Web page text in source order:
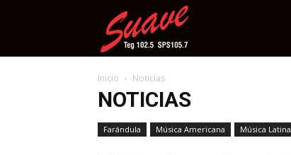
Inicio Noticias
NOTICIAS
Farándula Música Americana Música Latina